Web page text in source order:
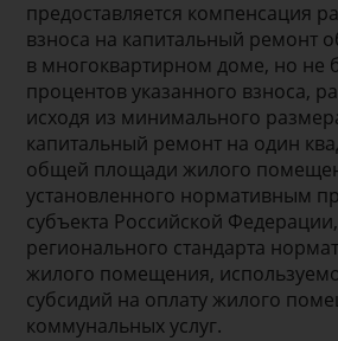
предоставляется компенсация
взноса на капитальный ремонт
в многоквартирном доме, но не
процентов указанного взноса,
исходя из минимального
капитальный ремонт на один
общей площади жилого
установленного нормативным
субъекта Российской
регионального стандарта
жилого помещения,
субсидий на оплату жилого
коммунальных услуг.